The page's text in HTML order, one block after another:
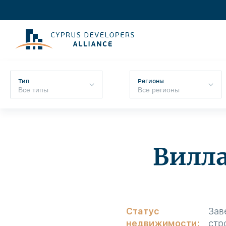
Тип Регионы
Статус
недвижимости: